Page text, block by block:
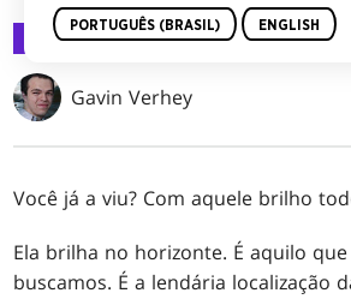
Feature 8 jan 2018
Gavin Verhey
Você já a viu? Com aquele brilho
Ela brilha no horizonte. É aquilo
buscamos. É a lendária localização
PORTUGUÊS (BRASIL) ENGLISH